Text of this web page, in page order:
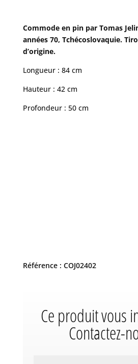
Commode en pin par Tomas
années 70, Tchécoslovaquie.
d’origine.
Longueur : 84 cm
Hauteur : 42 cm
Profondeur : 50 cm
Référence : COJ02402
Ce produit vous
Contactez-